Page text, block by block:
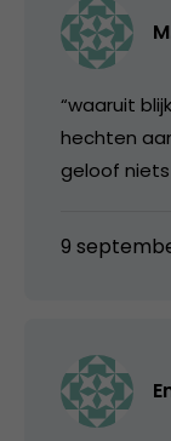
“waaruit
hechten
geloof
9